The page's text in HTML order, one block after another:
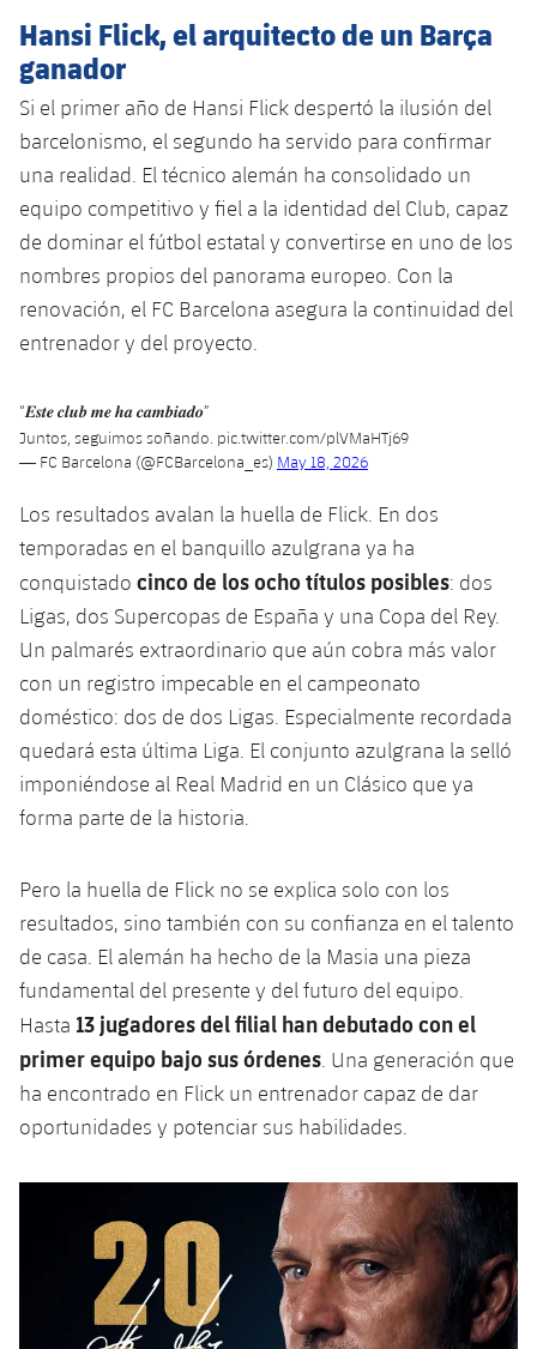
Palmarés
Alevín
Masculino
Femenino
Agenda
Actualidad
Jugadores
Calendario
Resultados
Clasificaciones
Hockey sobre hielo
plusicon
más
Actualidad
Jugadores
Calendario
Resultados
Clasificaciones
Hockey hierba
plusicon
más
Noticias
Hockey Hierba Masculino
Hockey Hierba Femenino
Patinaje artístico
plusicon
Actualidad
Plantilla
Escuela de Patinaje
Rugby
plusicon
más
Jugadores
Resultados
Clasificaciones
Fotos
Noticias
Voleibol masculino
Voleibol femenino
Apúntate a las amateurs
plusicon
más
Apúntate a las amateurs
Carnet de las Secciones Amateurs
PLUSICON
MÁS
League of Legends
VALORANT Rising
VALORANT Game Changers
eFootball
Hansi Flick, el arquitecto de un Barça
ganador
Si el primer año de Hansi Flick despertó la ilusión del
barcelonismo, el segundo ha servido para confirmar
una realidad. El técnico alemán ha consolidado un
equipo competitivo y fiel a la identidad del Club, capaz
de dominar el fútbol estatal y convertirse en uno de los
nombres propios del panorama europeo. Con la
renovación, el FC Barcelona asegura la continuidad del
entrenador y del proyecto.
“𝑬𝒔𝒕𝒆 𝒄𝒍𝒖𝒃 𝒎𝒆 𝒉𝒂 𝒄𝒂𝒎𝒃𝒊𝒂𝒅𝒐”
Juntos, seguimos soñando. pic.twitter.com/plVMaHTj69
— FC Barcelona (@FCBarcelona_es) May 18, 2026
Los resultados avalan la huella de Flick. En dos
temporadas en el banquillo azulgrana ya ha
conquistado cinco de los ocho títulos posibles: dos
Ligas, dos Supercopas de España y una Copa del Rey.
Un palmarés extraordinario que aún cobra más valor
con un registro impecable en el campeonato
doméstico: dos de dos Ligas. Especialmente recordada
quedará esta última Liga. El conjunto azulgrana la selló
imponiéndose al Real Madrid en un Clásico que ya
forma parte de la historia.
Pero la huella de Flick no se explica solo con los
resultados, sino también con su confianza en el talento
de casa. El alemán ha hecho de la Masia una pieza
fundamental del presente y del futuro del equipo.
Hasta 13 jugadores del filial han debutado con el
primer equipo bajo sus órdenes . Una generación que
ha encontrado en Flick un entrenador capaz de dar
oportunidades y potenciar sus habilidades.